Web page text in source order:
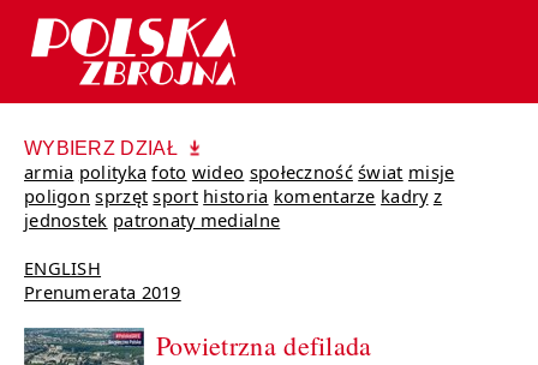
WYBIERZ DZIAŁ
armia polityka foto wideo społeczność świat misje
poligon sprzęt sport historia komentarze kadry z
jednostek patronaty medialne
ENGLISH
Prenumerata 2019
Powietrzna defilada